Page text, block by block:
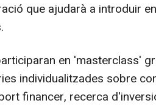
que ajudarà a introduir
en 'masterclass'
individualitzades sobre
financer, recerca